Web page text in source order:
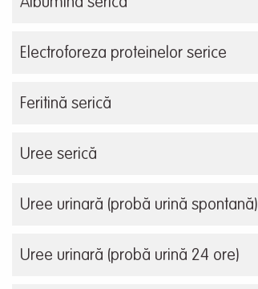
Albumină serică
Electroforeza proteinelor serice
Feritină serică
Uree serică
Uree urinară (probă urină spontană)
Uree urinară (probă urină 24 ore)